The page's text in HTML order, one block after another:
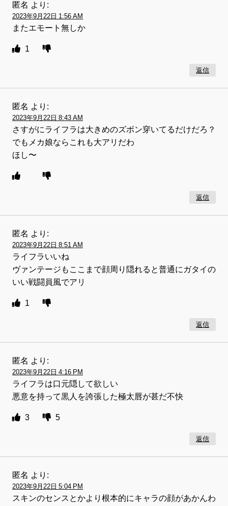
匿名 より:
2023年9月22日 1:56 AM
またエモート無しか
1
返信
匿名 より:
2023年9月22日 8:43 AM
さすがにライフラは大きめのズボン穿いてるだけだろ？
でもメカ娘ならこれも大アリだわ
ほし〜
返信
匿名 より:
2023年9月22日 8:51 AM
ライフラいいね
ヴァンテージもここまで顔周り隠れると普通にガタイの
いい戦闘員風でアリ
1
返信
匿名 より:
2023年9月22日 4:16 PM
ライフラは口元隠して欲しい
悪意を持って黒人を誇張した極太唇が甚だ不快
3 5
返信
匿名 より:
2023年9月22日 5:04 PM
スキンのセンスとかより根本的にキャラの顔があかんわ